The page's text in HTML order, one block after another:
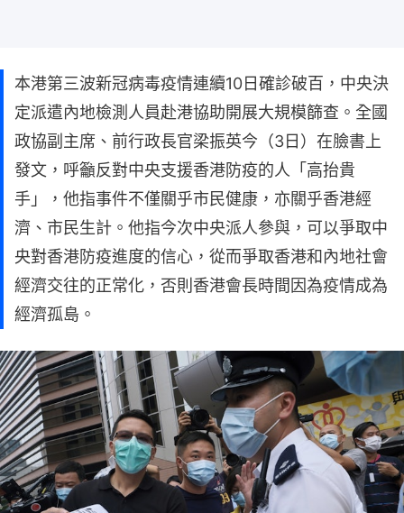
本港第三波新冠病毒疫情連續10日確診破百，中央決
定派遣內地檢測人員赴港協助開展大規模篩查。全國
政協副主席、前行政長官梁振英今（3日）在臉書上
發文，呼籲反對中央支援香港防疫的人「高抬貴
手」，他指事件不僅關乎市民健康，亦關乎香港經
濟、市民生計。他指今次中央派人參與，可以爭取中
央對香港防疫進度的信心，從而爭取香港和內地社會
經濟交往的正常化，否則香港會長時間因為疫情成為
經濟孤島。